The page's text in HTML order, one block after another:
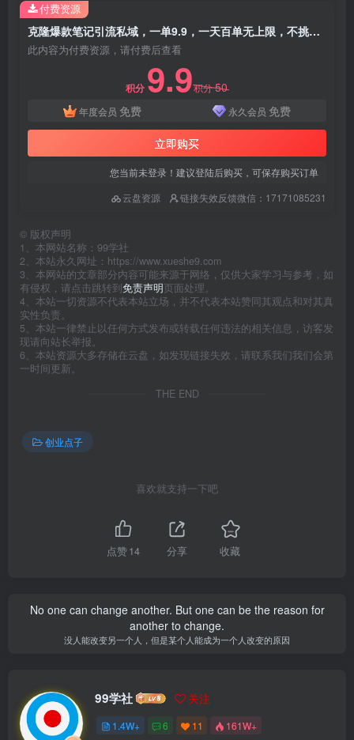
克隆爆款笔记引流私域，一单9.9，一天百单无上限，不挑人，小白当天上手，轻松日入1000+
此内容为付费资源，请付费后查看
积分 9.9积分50
年度会员 免费 永久会员 免费
立即购买
您当前未登录！建议登陆后购买，可保存购买订单
云盘资源
链接失效反馈微信：17171085231
付费资源
© 版权声明
1、本网站名称：99学社
2、本站永久网址：https://www.xueshe9.com
3、本网站的文章部分内容可能来源于网络，仅供大家学习与参考，如
有侵权，请点击跳转到免责声明页面处理。
4、本站一切资源不代表本站立场，并不代表本站赞同其观点和对其真
实性负责。
5、本站一律禁止以任何方式发布或转载任何违法的相关信息，访客发
现请向站长举报。
6、本站资源大多存储在云盘，如发现链接失效，请联系我们我们会第
一时间更新。
THE END
创业点子
喜欢就支持一下吧
点赞14 分享 收藏
No one can change another. But one can be the reason for
another to change.
没人能改变另一个人，但是某个人能成为一个人改变的原因
99学社 关注
1.4W+ 6 11 161W+